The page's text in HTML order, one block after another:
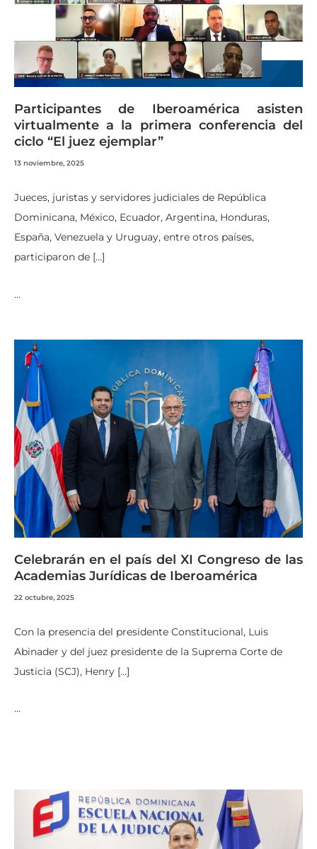
Participantes de Iberoamérica asisten
virtualmente a la primera conferencia del
ciclo “El juez ejemplar”
13 noviembre, 2025
Jueces, juristas y servidores judiciales de República
Dominicana, México, Ecuador, Argentina, Honduras,
España, Venezuela y Uruguay, entre otros países,
participaron de […]
…
Celebrarán en el país del XI Congreso de las
Academias Jurídicas de Iberoamérica
22 octubre, 2025
Con la presencia del presidente Constitucional, Luis
Abinader y del juez presidente de la Suprema Corte de
Justicia (SCJ), Henry […]
…